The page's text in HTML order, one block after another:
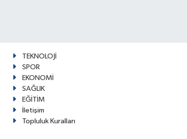
TEKNOLOJİ
SPOR
EKONOMİ
SAĞLIK
EĞİTİM
İletişim
Topluluk Kuralları